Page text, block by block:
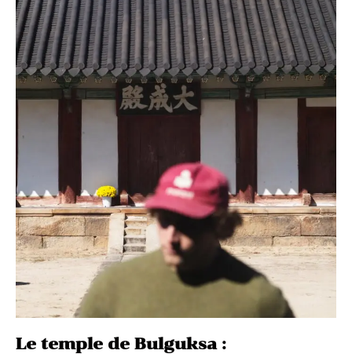
Le temple de Bulguksa :